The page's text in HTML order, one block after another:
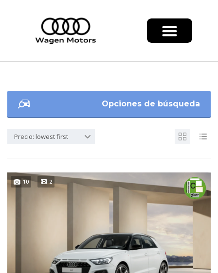
Opciones de búsqueda
Precio: lowest first
10 2